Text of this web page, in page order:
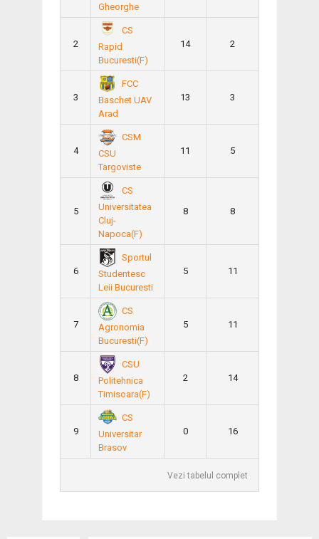
Gheorghe
2
CS
Rapid
Bucuresti(F)
14 2
3
FCC
Baschet UAV
Arad
13 3
4
CSM
CSU
Targoviste
11 5
5
CS
Universitatea
Cluj-
Napoca(F)
8 8
6
Sportul
Studentesc
Leii Bucuresti
5 11
7
CS
Agronomia
Bucuresti(F)
5 11
8
CSU
Politehnica
Timisoara(F)
2 14
9
CS
Universitar
Brasov
0 16
Vezi tabelul complet